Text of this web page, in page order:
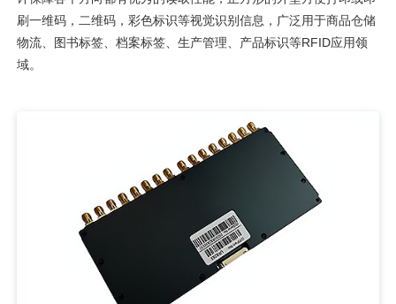
刷一维码，二维码，彩色标识等视觉识别信息，广泛用于商品仓储
物流、图书标签、档案标签、生产管理、产品标识等RFID应用领
域。